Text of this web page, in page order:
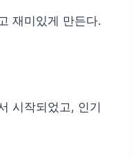
재미있게 만든다.
시작되었고, 인기